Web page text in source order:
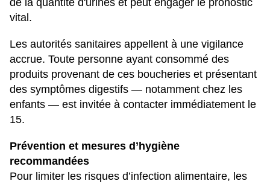
de la quantité d'urines et peut engager le pronostic
vital.
Les autorités sanitaires appellent à une vigilance
accrue. Toute personne ayant consommé des
produits provenant de ces boucheries et présentant
des symptômes digestifs — notamment chez les
enfants — est invitée à contacter immédiatement le
15.
Prévention et mesures d’hygiène
recommandées
Pour limiter les risques d’infection alimentaire, les